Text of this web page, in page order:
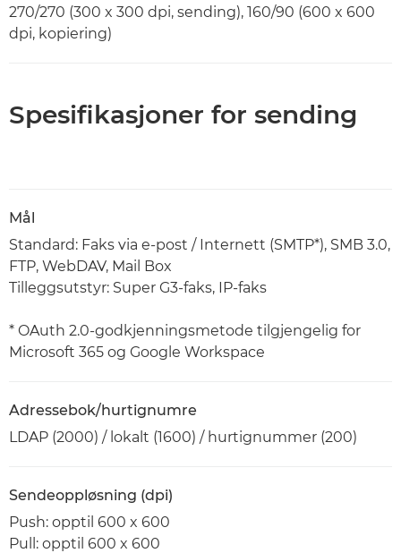
270/270 (300 x 300 dpi, sending), 160/90 (600 x 600
dpi, kopiering)
Spesifikasjoner for sending
Mål
Standard: Faks via e-post / Internett (SMTP*), SMB 3.0,
FTP, WebDAV, Mail Box
Tilleggsutstyr: Super G3-faks, IP-faks
* OAuth 2.0-godkjenningsmetode tilgjengelig for
Microsoft 365 og Google Workspace
Adressebok/hurtignumre
LDAP (2000) / lokalt (1600) / hurtignummer (200)
Sendeoppløsning (dpi)
Push: opptil 600 x 600
Pull: opptil 600 x 600